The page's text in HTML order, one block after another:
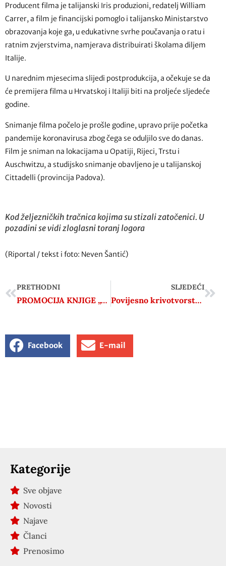
Producent filma je talijanski Iris produzioni, redatelj William
Carrer, a film je financijski pomoglo i talijansko Ministarstvo
obrazovanja koje ga, u edukativne svrhe poučavanja o ratu i
ratnim zvjerstvima, namjerava distribuirati školama diljem
Italije.
U narednim mjesecima slijedi postprodukcija, a očekuje se da
će premijera filma u Hrvatskoj i Italiji biti na proljeće sljedeće
godine.
Snimanje filma počelo je prošle godine, upravo prije početka
pandemije koronavirusa zbog čega se oduljilo sve do danas.
Film je sniman na lokacijama u Opatiji, Rijeci, Trstu i
Auschwitzu, a studijsko snimanje obavljeno je u talijanskoj
Cittadelli (provincija Padova).
Kod željezničkih tračnica kojima su stizali zatočenici. U
pozadini se vidi zloglasni toranj logora
(Riportal / tekst i foto: Neven Šantić)
PRETHODNI
PROMOCIJA KNJIGE „TITOV SPECIJALNI SAVJETNIK“ generala Ivana Miškovića
SLJEDEĆI
Povijesno krivotvorstvo – HRVATSKA VOJSKA SU, KOLIKO GOD TO NEKOM SMETALO – PARTIZANI
Facebook E-mail
Kategorije
Sve objave
Novosti
Najave
Članci
Prenosimo